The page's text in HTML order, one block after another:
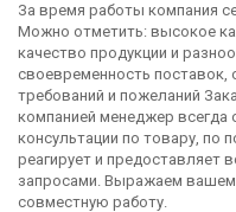
За время работы компания
Можно отметить: высокое
качество продукции и
своевременность поставок,
требований и пожеланий
компанией менеджер всегда
консультации по товару, по
реагирует и предоставляет
запросами. Выражаем
совместную работу.